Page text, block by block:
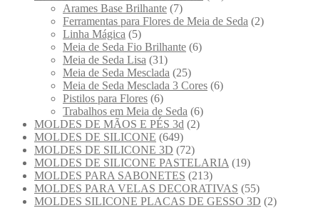
Arames Base Brilhante (7)
Ferramentas para Flores de Meia de Seda (2)
Linha Mágica (5)
Meia de Seda Fio Brilhante (6)
Meia de Seda Lisa (31)
Meia de Seda Mesclada (25)
Meia de Seda Mesclada 3 Cores (6)
Pistilos para Flores (6)
Trabalhos em Meia de Seda (6)
MOLDES DE MÃOS E PÉS 3d (2)
MOLDES DE SILICONE (649)
MOLDES DE SILICONE 3D (72)
MOLDES DE SILICONE PASTELARIA (19)
MOLDES PARA SABONETES (213)
MOLDES PARA VELAS DECORATIVAS (55)
MOLDES SILICONE PLACAS DE GESSO 3D (2)